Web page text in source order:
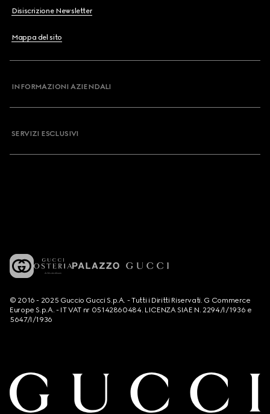
Disiscrizione Newsletter
Mappa del sito
INFORMAZIONI AZIENDALI
SERVIZI ESCLUSIVI
© 2016 - 2025 Guccio Gucci S.p.A. - Tutti i Diritti Riservati. G Commerce
Europe S.p.A. - IT VAT nr 05142860484. LICENZA SIAE N. 2294/I/1936 e
5647/I/1936